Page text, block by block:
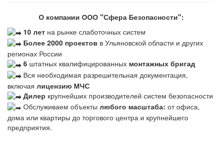
О компании ООО "Сфера Безопасности":
10 лет на рынке слаботочных систем
Более 2000 проектов в Ульяновской области и других
регионах России
6 штатных квалифицированных монтажных бригад
Вся необходимая разрешительная документация,
включая лицензию МЧС
Дилер крупнейших производителей систем безопасности
Обслуживаем объекты любого масштаба: от офиса,
дома или квартиры до торгового центра и крупнейшего
предприятия.